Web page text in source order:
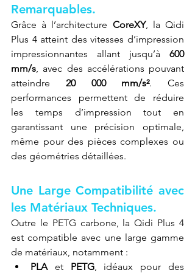
Remarquables.
Grâce à l’architecture CoreXY, la Qidi
Plus 4 atteint des vitesses d’impression
impressionnantes allant jusqu’à 600
mm/s , avec des accélérations pouvant
atteindre 20 000 mm/s². Ces
performances permettent de réduire
les temps d’impression tout en
garantissant une précision optimale,
même pour des pièces complexes ou
des géométries détaillées.
Une Large Compatibilité avec
les Matériaux Techniques.
Outre le PETG carbone, la Qidi Plus 4
est compatible avec une large gamme
de matériaux, notamment :
PLA et PETG, idéaux pour des